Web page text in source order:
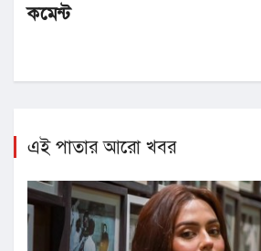
কমেন্ট
এই পাতার আরো খবর